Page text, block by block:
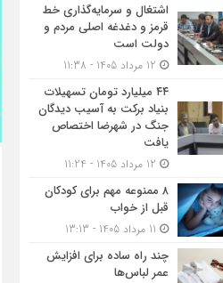
اشتغال و سرمایه‌گذاری خط
قرمز و دغدغه اصلی مردم و
دولت است
۴۴ میلیارد تومان تسهیلات
بنیاد برکت به آسیب دیدگان
جنگ در شهرضا اختصاص
یافت
۸ ممنوعه مهم برای کودکان
قبل از خواب
چند راه ساده برای افزایش
عمر لباس‌ها